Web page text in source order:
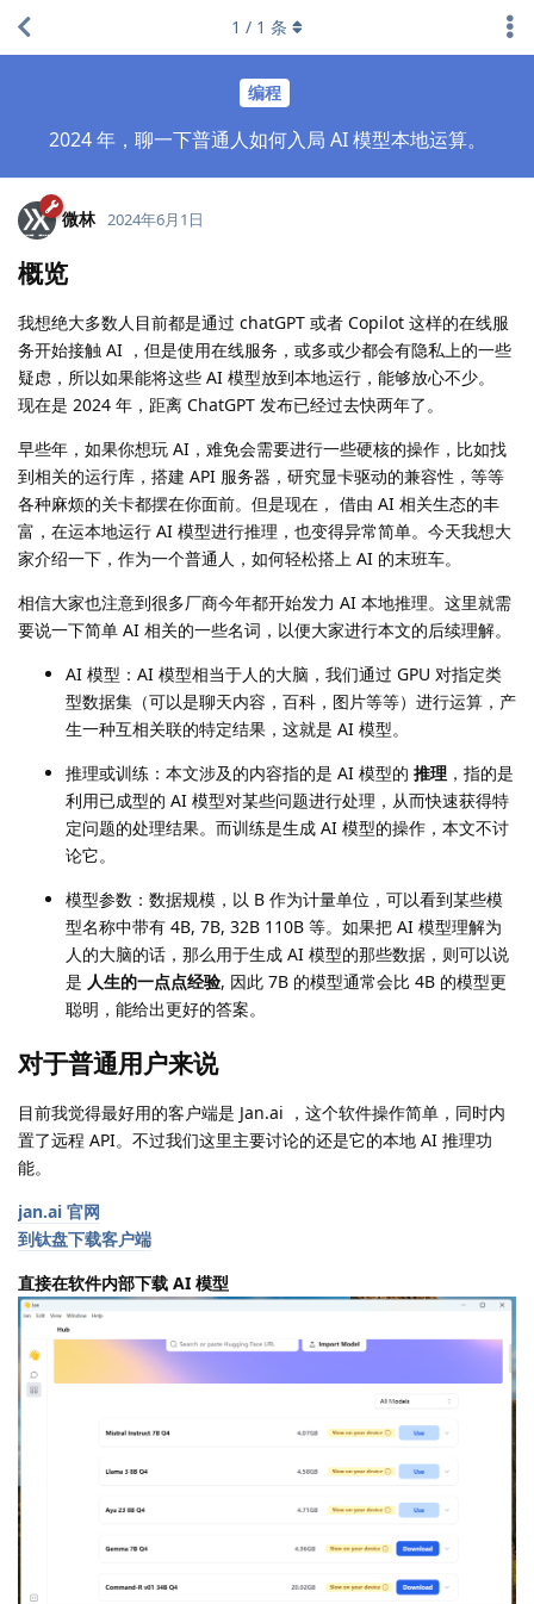
编程
2024 年，聊一下普通人如何入局 AI 模型本地运算。
1 / 1 条
微林 2024年6月1日
概览
我想绝大多数人目前都是通过 chatGPT 或者 Copilot 这样的在线服
务开始接触 AI ，但是使用在线服务，或多或少都会有隐私上的一些
疑虑，所以如果能将这些 AI 模型放到本地运行，能够放心不少。
现在是 2024 年，距离 ChatGPT 发布已经过去快两年了。
早些年，如果你想玩 AI，难免会需要进行一些硬核的操作，比如找
到相关的运行库，搭建 API 服务器，研究显卡驱动的兼容性，等等
各种麻烦的关卡都摆在你面前。但是现在， 借由 AI 相关生态的丰
富，在运本地运行 AI 模型进行推理，也变得异常简单。今天我想大
家介绍一下，作为一个普通人，如何轻松搭上 AI 的末班车。
相信大家也注意到很多厂商今年都开始发力 AI 本地推理。这里就需
要说一下简单 AI 相关的一些名词，以便大家进行本文的后续理解。
AI 模型：AI 模型相当于人的大脑，我们通过 GPU 对指定类
型数据集（可以是聊天内容，百科，图片等等）进行运算，产
生一种互相关联的特定结果，这就是 AI 模型。
推理或训练：本文涉及的内容指的是 AI 模型的 推理 ，指的是
利用已成型的 AI 模型对某些问题进行处理，从而快速获得特
定问题的处理结果。而训练是生成 AI 模型的操作，本文不讨
论它。
模型参数：数据规模，以 B 作为计量单位，可以看到某些模
型名称中带有 4B, 7B, 32B 110B 等。如果把 AI 模型理解为
人的大脑的话，那么用于生成 AI 模型的那些数据，则可以说
是 人生的一点点经验, 因此 7B 的模型通常会比 4B 的模型更
聪明，能给出更好的答案。
对于普通用户来说
目前我觉得最好用的客户端是 Jan.ai ，这个软件操作简单，同时内
置了远程 API。不过我们这里主要讨论的还是它的本地 AI 推理功
能。
jan.ai 官网
到钛盘下载客户端
直接在软件内部下载 AI 模型